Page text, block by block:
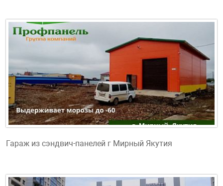
Гараж из сэндвич-панелей г Мирный Якутия